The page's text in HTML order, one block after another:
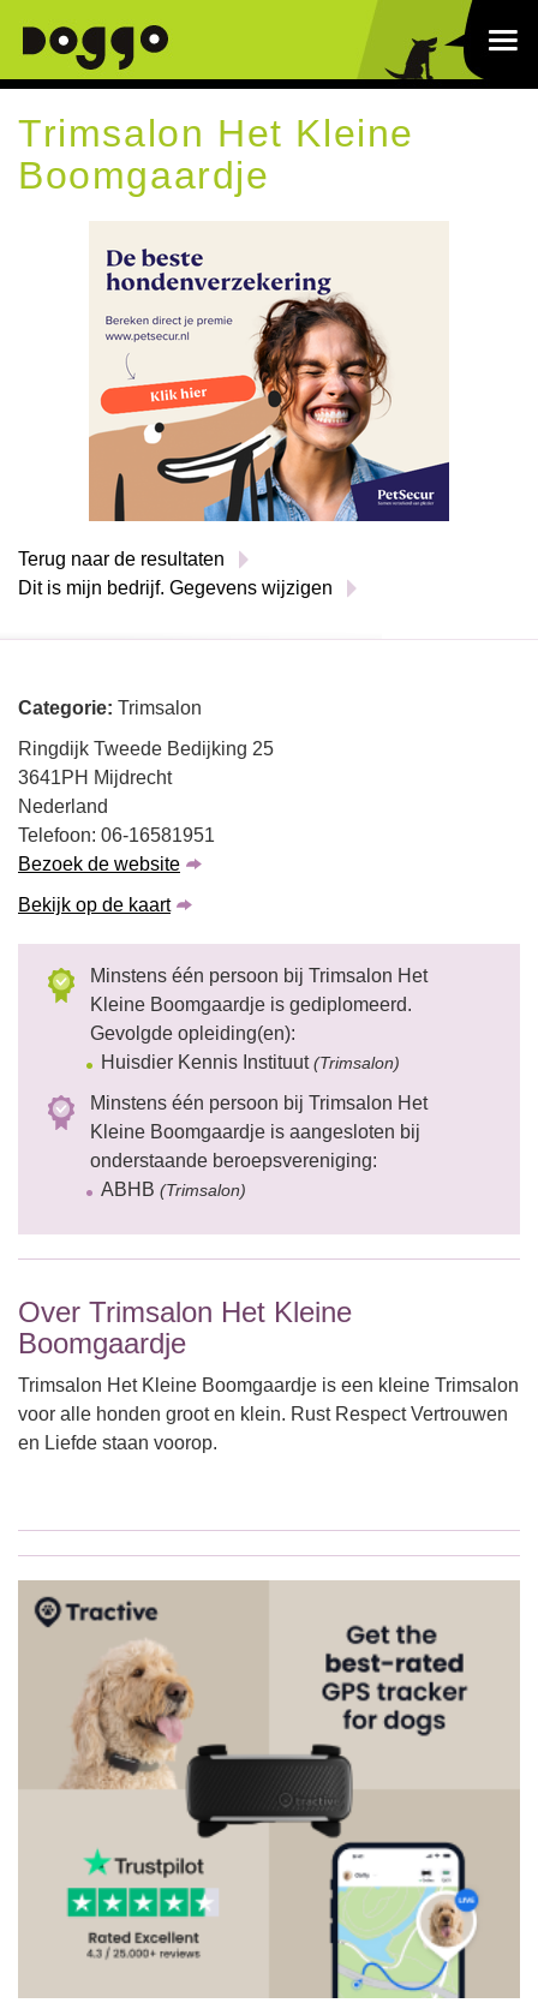
Trimsalon Het Kleine
Boomgaardje
Terug naar de resultaten
Dit is mijn bedrijf. Gegevens wijzigen
Categorie: Trimsalon
Ringdijk Tweede Bedijking 25
3641PH Mijdrecht
Nederland
Telefoon: 06-16581951
Bezoek de website
Bekijk op de kaart
Minstens één persoon bij Trimsalon Het
Kleine Boomgaardje is gediplomeerd.
Gevolgde opleiding(en):
Huisdier Kennis Instituut(Trimsalon)
Minstens één persoon bij Trimsalon Het
Kleine Boomgaardje is aangesloten bij
onderstaande beroepsvereniging:
ABHB (Trimsalon)
Over Trimsalon Het Kleine
Boomgaardje
Trimsalon Het Kleine Boomgaardje is een kleine Trimsalon
voor alle honden groot en klein. Rust Respect Vertrouwen
en Liefde staan voorop.